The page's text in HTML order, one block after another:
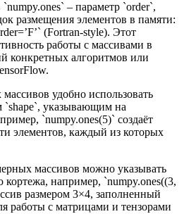
– параметр `order`,
размещения элементов в памяти:
(Fortran-style). Этот
работы с массивами в
конкретных алгоритмов или
удобно использовать
`shape`, указывающим на
`numpy.ones(5)` создаёт
элементов, каждый из которых
массивов можно указывать
например, `numpy.ones((3,
размером 3×4, заполненный
работы с матрицами и тензорами